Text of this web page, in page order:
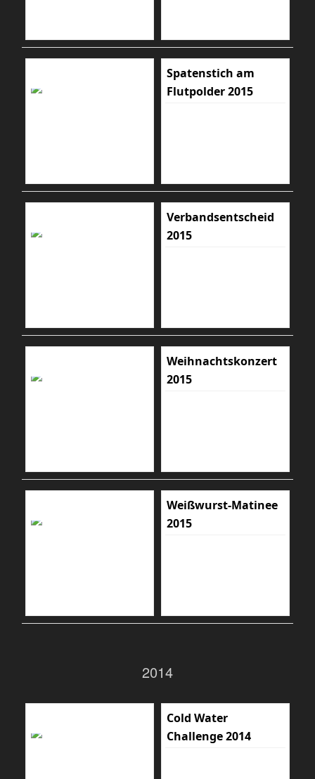
Spatenstich am
Flutpolder 2015
Verbandsentscheid
2015
Weihnachtskonzert
2015
Weißwurst-Matinee
2015
2014
Cold Water
Challenge 2014